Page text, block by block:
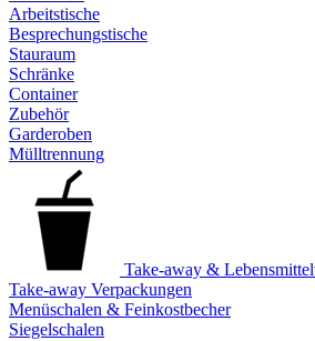
Arbeitstische
Besprechungstische
Stauraum
Schränke
Container
Zubehör
Garderoben
Mülltrennung
Take-away &
Take-away Verpackungen
Menüschalen & Feinkostbecher
Siegelschalen